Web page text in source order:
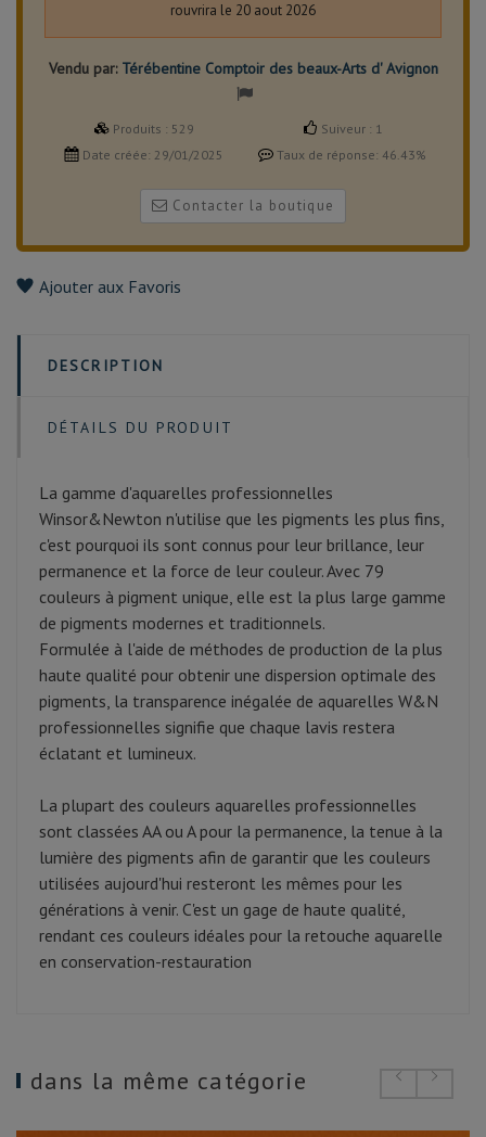
rouvrira le 20 aout 2026
Vendu par: Térébentine Comptoir des beaux-Arts d' Avignon
Produits : 529 Suiveur : 1
Date créée: 29/01/2025 Taux de réponse: 46.43%
Contacter la boutique
Ajouter aux Favoris
DESCRIPTION
DÉTAILS DU PRODUIT
La gamme d'aquarelles professionnelles
Winsor&Newton n'utilise que les pigments les plus fins,
c'est pourquoi ils sont connus pour leur brillance, leur
permanence et la force de leur couleur. Avec 79
couleurs à pigment unique, elle est la plus large gamme
de pigments modernes et traditionnels.
Formulée à l'aide de méthodes de production de la plus
haute qualité pour obtenir une dispersion optimale des
pigments, la transparence inégalée de aquarelles W&N
professionnelles signifie que chaque lavis restera
éclatant et lumineux.
La plupart des couleurs aquarelles professionnelles
sont classées AA ou A pour la permanence, la tenue à la
lumière des pigments afin de garantir que les couleurs
utilisées aujourd'hui resteront les mêmes pour les
générations à venir. C'est un gage de haute qualité,
rendant ces couleurs idéales pour la retouche aquarelle
en conservation-restauration
dans la même catégorie